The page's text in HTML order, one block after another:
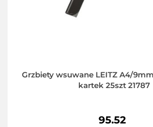
Grzbiety wsuwane LEITZ A4/
kartek 25szt 21787
95.52